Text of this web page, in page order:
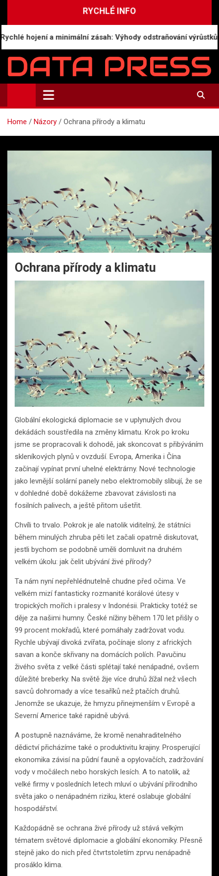
RYCHLÉ INFO
hojení a minimální zásah: Výhody odstraňování výrůstků
Data-Press.cz
Ekonomické informace a přehledy zpravodajství
Home Názory Ochrana přírody a klimatu
Ochrana přírody a klimatu
Globální ekologická diplomacie se v uplynulých dvou
dekádách soustředila na změny klimatu. Krok po kroku
jsme se propracovali k dohodě, jak skoncovat s přibýváním
skleníkových plynů v ovzduší. Evropa, Amerika i Čína
začínají vypínat první uhelné elektrárny. Nové technologie
jako levnější solární panely nebo elektromobily slibují, že se
v dohledné době dokážeme zbavovat závislosti na
fosilních palivech, a ještě přitom ušetřit.
Chvíli to trvalo. Pokrok je ale natolik viditelný, že státníci
během minulých zhruba pěti let začali opatrně diskutovat,
jestli bychom se podobně uměli domluvit na druhém
velkém úkolu: jak čelit ubývání živé přírody?
Ta nám nyní nepřehlédnutelně chudne před očima. Ve
velkém mizí fantasticky rozmanité korálové útesy v
tropických mořích i pralesy v Indonésii. Prakticky totéž se
děje za našimi humny. České nížiny během 170 let přišly o
99 procent mokřadů, které pomáhaly zadržovat vodu.
Rychle ubývají divoká zvířata, počínaje slony z afrických
savan a konče skřivany na domácích polích. Pavučinu
živého světa z velké části splétají také nenápadné, ovšem
důležité breberky. Na světě žije více druhů žížal než všech
savců dohromady a více tesaříků než ptačích druhů.
Jenomže se ukazuje, že hmyzu přinejmenším v Evropě a
Severní Americe také rapidně ubývá.
A postupně naznáváme, že kromě nenahraditelného
dědictví přicházíme také o produktivitu krajiny. Prosperující
ekonomika závisí na půdní fauně a opylovačích, zadržování
vody v močálech nebo horských lesích. A to natolik, až
velké firmy v posledních letech mluví o ubývání přírodního
světa jako o nenápadném riziku, které oslabuje globální
hospodářství.
Každopádně se ochrana živé přírody už stává velkým
tématem světové diplomacie a globální ekonomiky. Přesně
stejně jako do nich před čtvrtstoletím zprvu nenápadně
prosáklo klima.